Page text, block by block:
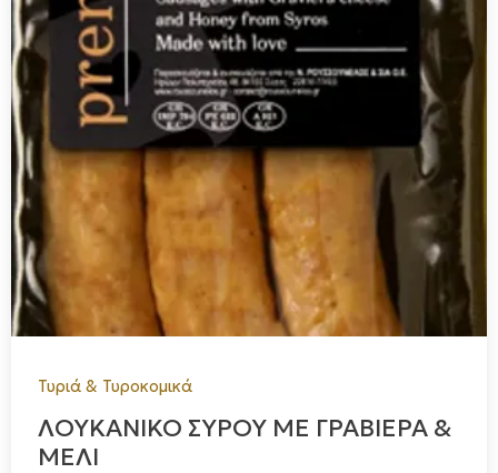
Τυριά & Τυροκομικά
ΛΟΥΚΑΝΙΚΟ ΣΥΡΟΥ ΜΕ ΓΡΑΒΙΕΡΑ &
ΜΕΛΙ